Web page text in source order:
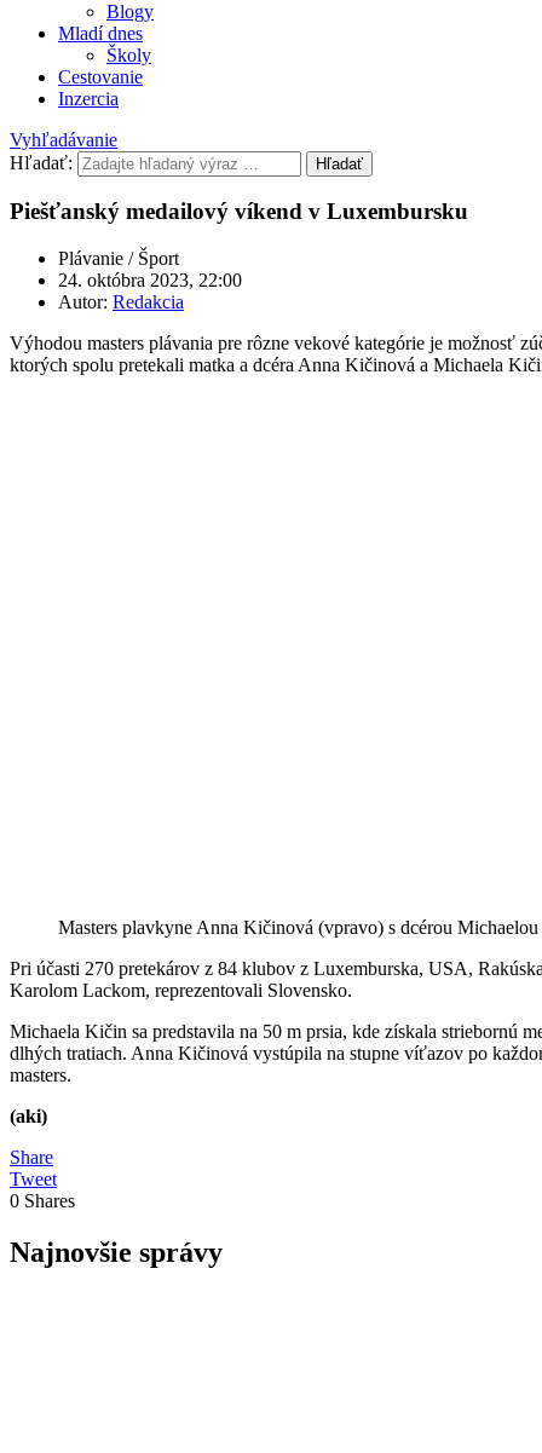
Blogy
Mladí dnes
Školy
Cestovanie
Inzercia
Vyhľadávanie
Hľadať:
Hľadať
Piešťanský medailový víkend v Luxembursku
Plávanie / Šport
24. októbra 2023, 22:00
Autor: Redakcia
Výhodou masters plávania pre rôzne vekové kategórie je možnosť
ktorých spolu pretekali matka a dcéra Anna Kičinová a Michaela
Masters plavkyne Anna Kičinová (vpravo) s dcérou
Pri účasti 270 pretekárov z 84 klubov z Luxemburska, USA,
Karolom Lackom, reprezentovali Slovensko.
Michaela Kičin sa predstavila na 50 m prsia, kde získala striebornú
dlhých tratiach. Anna Kičinová vystúpila na stupne víťazov po
masters.
(aki)
Share
Tweet
0 Shares
Najnovšie správy